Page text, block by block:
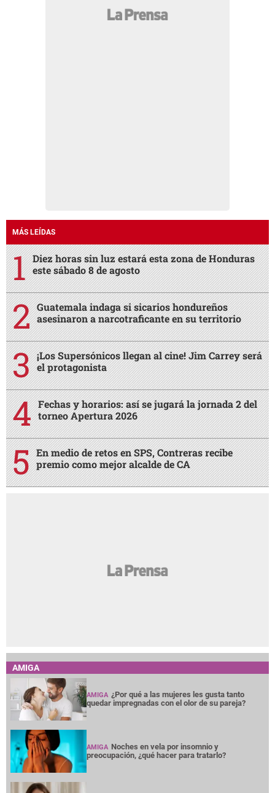
MÁS LEÍDAS
Diez horas sin luz estará esta zona de Honduras
este sábado 8 de agosto
Guatemala indaga si sicarios hondureños
asesinaron a narcotraficante en su territorio
¡Los Supersónicos llegan al cine! Jim Carrey será
el protagonista
Fechas y horarios: así se jugará la jornada 2 del
torneo Apertura 2026
En medio de retos en SPS, Contreras recibe
premio como mejor alcalde de CA
AMIGA
AMIGA ¿Por qué a las mujeres les gusta tanto
quedar impregnadas con el olor de su pareja?
AMIGA Noches en vela por insomnio y
preocupación, ¿qué hacer para tratarlo?